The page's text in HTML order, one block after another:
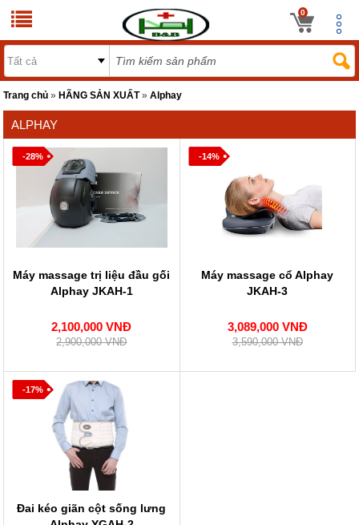
0
Trang chủ »HÃNG SẢN XUẤT»Alphay
ALPHAY
-28%
Máy massage trị liệu đầu gối
Alphay JKAH-1
2,100,000 VNĐ
2,900,000 VNĐ
-14%
Máy massage cổ Alphay
JKAH-3
3,089,000 VNĐ
3,590,000 VNĐ
-17%
Đai kéo giãn cột sống lưng